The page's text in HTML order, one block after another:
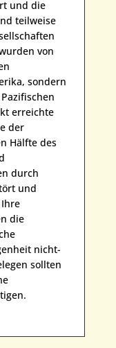
und die
teilweise
von
sondern
erreichte
der
Hälfte des
durch
und
die
nicht-
sollten